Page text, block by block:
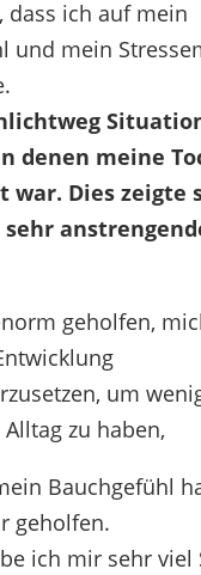
dass ich auf mein
und mein
denen meine
war. Dies zeigte
geholfen,
um
zu haben,
Bauchgefühl
geholfen.
ich mir sehr viel